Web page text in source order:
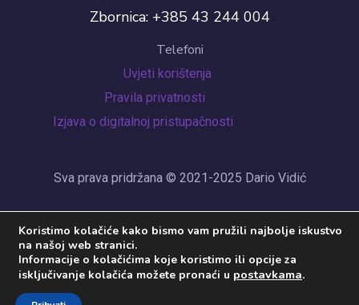
Zbornica: +385 43 244 004
Telefoni
Uvjeti korištenja
Pravila privatnosti
Izjava o digitalnoj pristupačnosti
Sva prava pridržana © 2021-2025 Dario Vidić
Koristimo kolačiće kako bismo vam pružili najbolje iskustvo
na našoj web stranici.
Informacije o kolačićima koje koristimo ili opcije za
isključivanje kolačića možete pronaći u postavkama.